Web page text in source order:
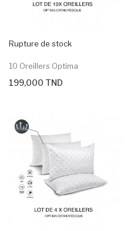
Rupture de stock
10 Oreillers Optima
199,000 TND